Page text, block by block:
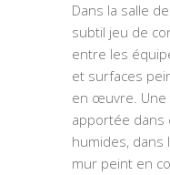
Dans la salle
subtil jeu de
entre les
et surfaces
en œuvre. Une
apportée dans
humides, dans
mur peint en